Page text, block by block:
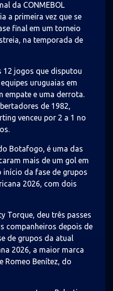
da CONMEBOL
a primeira vez que se
final em um torneio
na temporada de
12 jogos que disputou
uruguaias em
empate e uma derrota.
de 1982,
venceu por 2 a 1 no
Botafogo, é uma das
mais de um gol em
da fase de grupos
2026, com dois
Torque, deu três passes
companheiros depois de
de grupos da atual
2026, a maior marca
Romeo Benítez, do